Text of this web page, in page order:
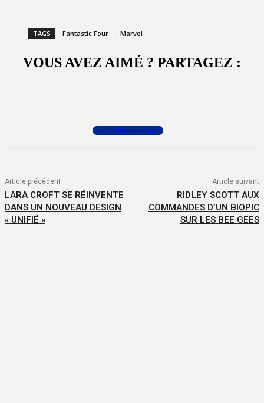
TAGS Fantastic Four Marvel
VOUS AVEZ AIMÉ ? PARTAGEZ :
Commenter
Article précédent
LARA CROFT SE RÉINVENTE
DANS UN NOUVEAU DESIGN
« UNIFIÉ »
Article suivant
RIDLEY SCOTT AUX
COMMANDES D’UN BIOPIC
SUR LES BEE GEES